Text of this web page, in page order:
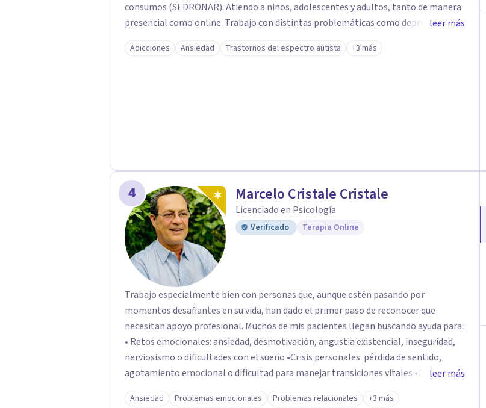
consumos (SEDRONAR). Atiendo a niños, adolescentes y adultos, tanto de manera
presencial como online. Trabajo con distintas problemáticas como depresión,
ataques de pánico, adicciones, trastornos alimentarios, trastornos del espectro
autista (TEA) y otras situaciones que generan malestar. Entiendo que cada persona
leer más
Adicciones Ansiedad Trastornos del espectro autista +3 más
4 Marcelo Cristale Cristale
Licenciado en Psicología
Verificado Terapia Online
Trabajo especialmente bien con personas que, aunque estén pasando por
momentos desafiantes en su vida, han dado el primer paso de reconocer que
necesitan apoyo profesional. Muchos de mis pacientes llegan buscando ayuda para:
• Retos emocionales: ansiedad, desmotivación, angustia existencial, inseguridad,
nerviosismo o dificultades con el sueño •Crisis personales: pérdida de sentido,
agotamiento emocional o dificultad para manejar transiciones vitales •Conflictos
relacionales: problemas de pareja, tensiones familiares, desafíos laborales o
dificultades en dinámicas sociales.
leer más
Ansiedad Problemas emocionales Problemas relacionales +3 más